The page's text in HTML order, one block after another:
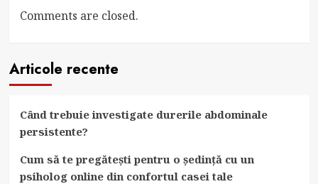
Comments are closed.
Articole recente
Când trebuie investigate durerile abdominale
persistente?
Cum să te pregătești pentru o ședință cu un
psiholog online din confortul casei tale